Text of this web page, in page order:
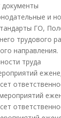
и
ГО,
трудового
направления.
труда